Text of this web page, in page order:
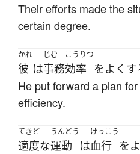
Their efforts made the
certain degree.
かれ
彼 は
じむ
事務
こうりつ
効率 をよくす
He put forward a plan
efficiency.
てきど
適度な
うんどう
運動 は
けっこう
血行 を